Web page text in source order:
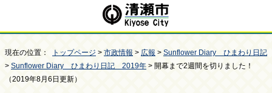
現在の位置： トップページ > 市政情報 > 広報 > Sunflower Diary ひまわり日記
> Sunflower Diary ひまわり日記 2019年 > 開幕まで2週間を切りました！
（2019年8月6日更新）